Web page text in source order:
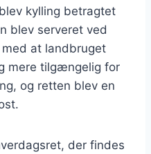
kylling betragtet
blev serveret ved
at landbruget
mere tilgængelig for
og retten blev en
der findes